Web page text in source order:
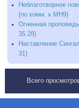
Неблаготворное
(по комм. к МН9)
Огненная
35.28)
Наставление
31)
Всего